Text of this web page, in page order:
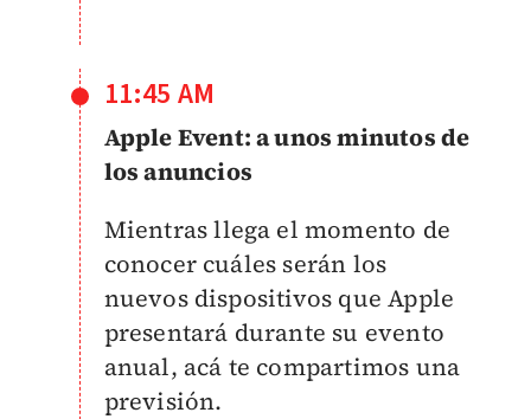
11:45 AM
Apple Event: a unos minutos de
los anuncios
Mientras llega el momento de
conocer cuáles serán los
nuevos dispositivos que Apple
presentará durante su evento
anual, acá te compartimos una
previsión.